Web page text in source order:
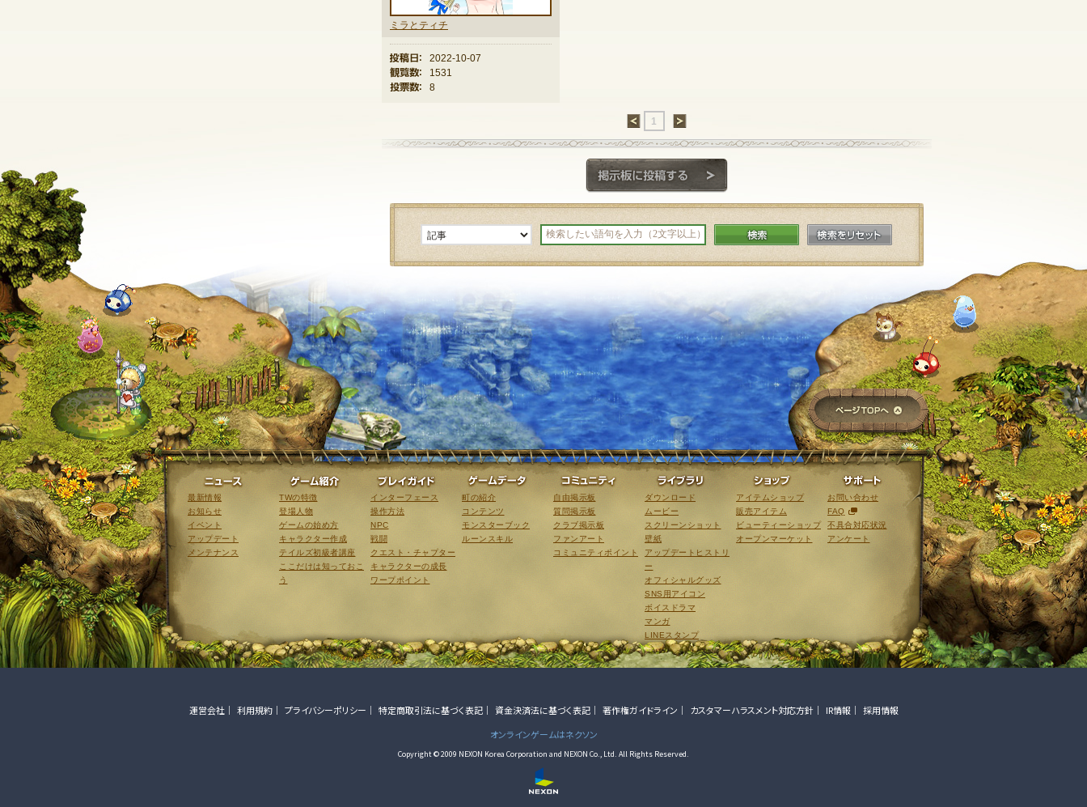
ミラとティチ
投稿日：
2022-10-07
観覧数：
1531
投票数：
8
←1
検索 検索をリセット
ページTOPへ
ニュース
最新情報
お知らせ
イベント
アップデート
メンテナンス
ゲーム紹介
TWの特徴
登場人物
ゲームの始め方
キャラクター作成
テイルズ初級者講座
ここだけは知っておこ
う
プレイガイド
インターフェース
操作方法
NPC
戦闘
クエスト・チャプター
キャラクターの成長
ワープポイント
ゲームデータ
町の紹介
コンテンツ
モンスターブック
ルーンスキル
コミュニティ
自由掲示板
質問掲示板
クラブ掲示板
ファンアート
コミュニティポイント
ライブラリ
ダウンロード
ムービー
スクリーンショット
壁紙
アップデートヒストリ
ー
オフィシャルグッズ
SNS用アイコン
ボイスドラマ
マンガ
LINEスタンプ
ショップ
アイテムショップ
販売アイテム
ビューティーショップ
オープンマーケット
サポート
お問い合わせ
FAQ
不具合対応状況
アンケート
運営会社 利用規約 プライバシーポリシー 特定商取引法に基づく表記 資金決済法に基づく表記 著作権ガイドライン カスタマーハラスメント対応方針 IR情報
採用情報
オンラインゲームはネクソン
Copyright © 2009 NEXON Korea Corporation and NEXON Co., Ltd. All Rights Reserved.